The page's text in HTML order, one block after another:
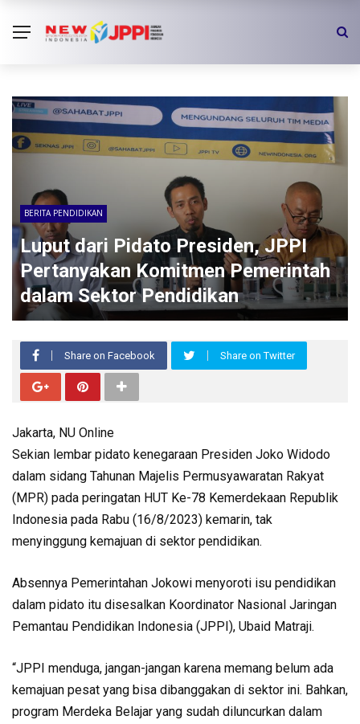
BERITA PENDIDIKAN
Luput dari Pidato Presiden, JPPI
Pertanyakan Komitmen Pemerintah
dalam Sektor Pendidikan
Share on Facebook Share on Twitter
Jakarta, NU Online
Sekian lembar pidato kenegaraan Presiden Joko Widodo
dalam sidang Tahunan Majelis Permusyawaratan Rakyat
(MPR) pada peringatan HUT Ke-78 Kemerdekaan Republik
Indonesia pada Rabu (16/8/2023) kemarin, tak
menyinggung kemajuan di sektor pendidikan.
Absennya Pemerintahan Jokowi menyoroti isu pendidikan
dalam pidato itu disesalkan Koordinator Nasional Jaringan
Pemantau Pendidikan Indonesia (JPPI), Ubaid Matraji.
“JPPI menduga, jangan-jangan karena memang belum ada
kemajuan pesat yang bisa dibanggakan di sektor ini. Bahkan,
program Merdeka Belajar yang sudah diluncurkan dalam